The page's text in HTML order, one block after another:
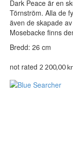
Dark Peace är en
Törnström. Alla de
även de skapade
Mosebacke finns
Bredd: 26 cm
not rated 2 200,00kr